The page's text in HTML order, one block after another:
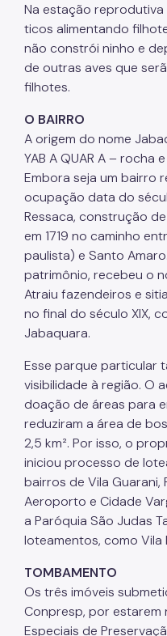
Na estação
ticos alimentando
não constrói ninho e
de outras aves que
filhotes.
O BAIRRO
A origem do nome
YAB A QUAR A – rocha
Embora seja um bairro
ocupação data do
Ressaca, construção
em 1719 no caminho
paulista) e Santo
patrimônio, recebeu o
Atraiu fazendeiros e
no final do século XIX,
Jabaquara.
Esse parque particular
visibilidade à região. O
doação de áreas para
reduziram a área de
2,5 km². Por isso, o
iniciou processo de
bairros de Vila Guarani,
Aeroporto e Cidade
a Paróquia São Judas
loteamentos, como Vila
TOMBAMENTO
Os três imóveis
Conpresp, por estarem
Especiais de